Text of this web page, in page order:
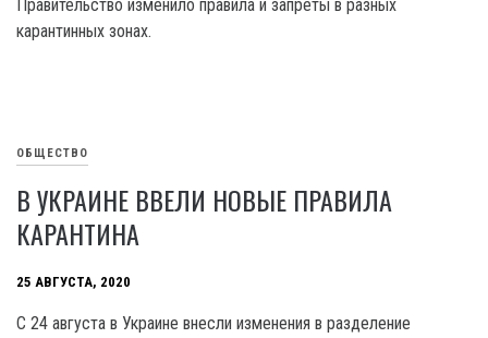
Правительство изменило правила и запреты в разных
карантинных зонах.
ОБЩЕСТВО
В УКРАИНЕ ВВЕЛИ НОВЫЕ ПРАВИЛА
КАРАНТИНА
25 АВГУСТА, 2020
С 24 августа в Украине внесли изменения в разделение